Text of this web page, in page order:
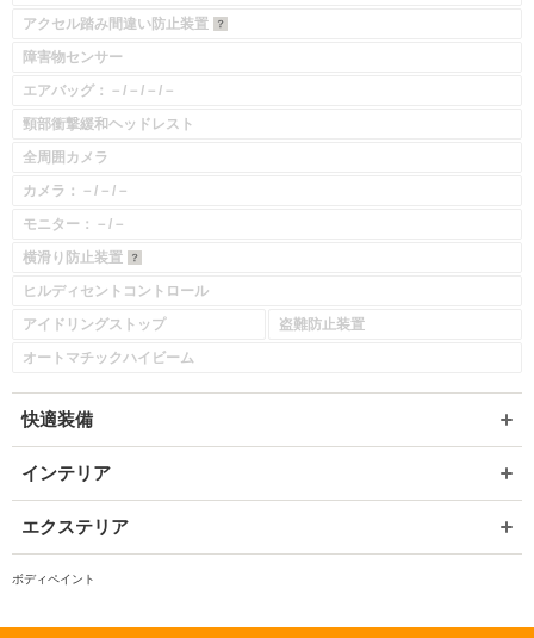
アクセル踏み間違い防止装置
障害物センサー
エアバッグ：－/－/－/－
頸部衝撃緩和ヘッドレスト
全周囲カメラ
カメラ：－/－/－
モニター：－/－
横滑り防止装置
ヒルディセントコントロール
アイドリングストップ
盗難防止装置
オートマチックハイビーム
快適装備
インテリア
エクステリア
ボディペイント
入力途中の情報を保存しますか？